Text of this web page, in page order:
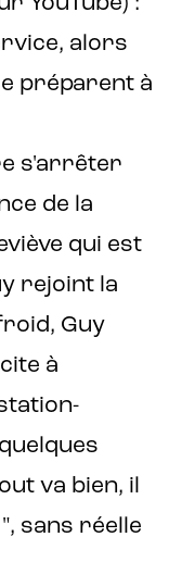
alors
préparent à
s'arrêter
de la
qui est
rejoint la
Guy
à
va bien, il
sans réelle